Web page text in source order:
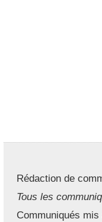
Rédaction de
Tous les
Communiqués mis